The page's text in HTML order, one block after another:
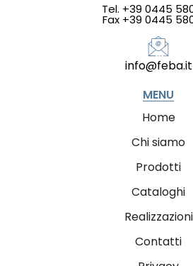
Tel. +39 0445
Fax +39 0445
info@feba.it
MENU
Home
Chi siamo
Prodotti
Cataloghi
Realizzazioni
Contatti